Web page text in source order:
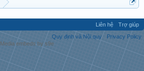
Liên hệ
Trợ giúp
Quy định và Nội quy
Privacy Policy
Media embeds by s9e